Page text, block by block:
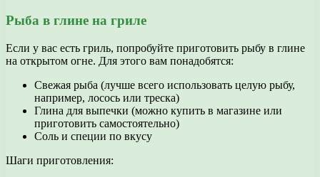
Рыба в глине на гриле
Если у вас есть гриль, попробуйте приготовить рыбу в глине
на открытом огне. Для этого вам понадобятся:
Свежая рыба (лучше всего использовать целую рыбу,
например, лосось или треска)
Глина для выпечки (можно купить в магазине или
приготовить самостоятельно)
Соль и специи по вкусу
Шаги приготовления: